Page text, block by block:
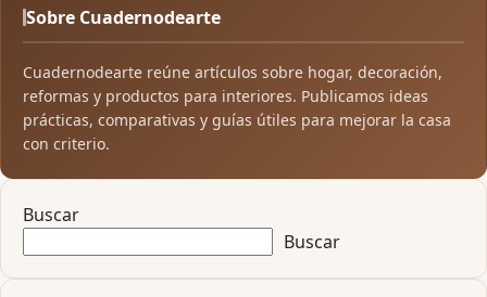
Sobre Cuadernodearte
Cuadernodearte reúne artículos sobre hogar, decoración,
reformas y productos para interiores. Publicamos ideas
prácticas, comparativas y guías útiles para mejorar la casa
con criterio.
Buscar
Buscar